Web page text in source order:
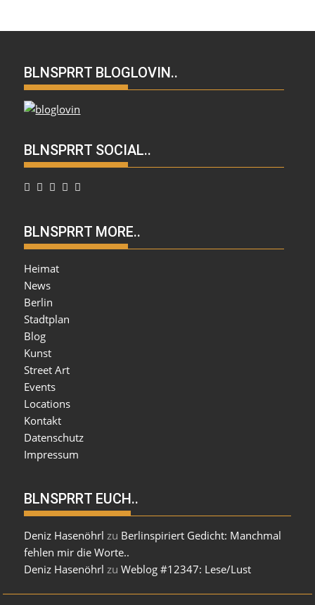
BLNSPRRT BLOGLOVIN..
BLNSPRRT SOCIAL..
BLNSPRRT MORE..
Heimat
News
Berlin
Stadtplan
Blog
Kunst
Street Art
Events
Locations
Kontakt
Datenschutz
Impressum
BLNSPRRT EUCH..
Deniz Hasenöhrl zu Berlinspiriert Gedicht: Manchmal
fehlen mir die Worte..
Deniz Hasenöhrl zuWeblog #12347: Lese/Lust